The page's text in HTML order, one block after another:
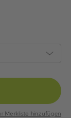
Merkliste hinzufügen